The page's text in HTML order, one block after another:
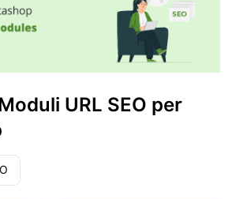
URL SEO per